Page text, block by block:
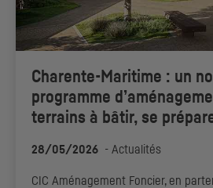
Charente-Maritime : un
programme
terrains à bâtir, se
28/05/2026 - Actualités
CIC Aménagement Foncier, en